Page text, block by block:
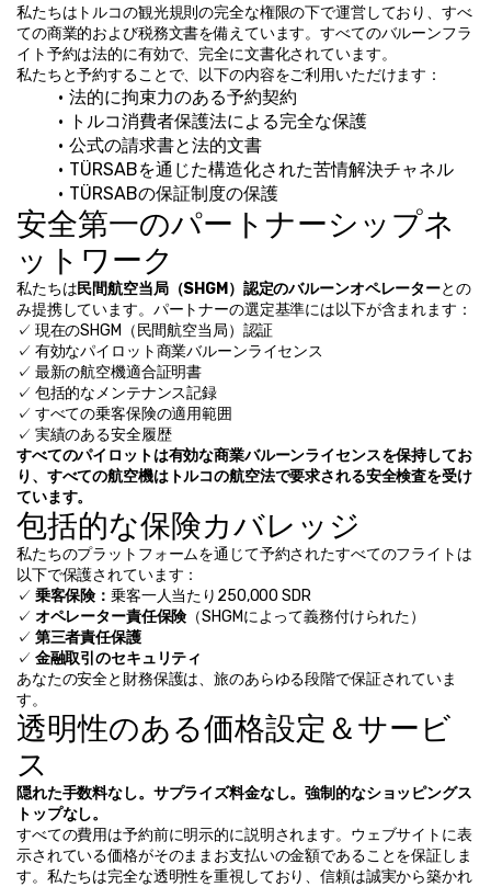
私たちはトルコの観光規則の完全な権限の下で運営しており、すべ
ての商業的および税務文書を備えています。すべてのバルーンフラ
イト予約は法的に有効で、完全に文書化されています。
私たちと予約することで、以下の内容をご利用いただけます：
法的に拘束力のある予約契約
トルコ消費者保護法による完全な保護
公式の請求書と法的文書
TÜRSABを通じた構造化された苦情解決チャネル
TÜRSABの保証制度の保護
安全第一のパートナーシップネ
ットワーク
私たちは民間航空当局（SHGM）認定のバルーンオペレーターとの
み提携しています。パートナーの選定基準には以下が含まれます：
✓ 現在のSHGM（民間航空当局）認証
✓ 有効なパイロット商業バルーンライセンス
✓ 最新の航空機適合証明書
✓ 包括的なメンテナンス記録
✓ すべての乗客保険の適用範囲
✓ 実績のある安全履歴
すべてのパイロットは有効な商業バルーンライセンスを保持してお
り、すべての航空機はトルコの航空法で要求される安全検査を受け
ています。
包括的な保険カバレッジ
私たちのプラットフォームを通じて予約されたすべてのフライトは
以下で保護されています：
✓ 乗客保険：乗客一人当たり250,000 SDR
✓ オペレーター責任保険（SHGMによって義務付けられた）
✓ 第三者責任保護
✓ 金融取引のセキュリティ
あなたの安全と財務保護は、旅のあらゆる段階で保証されていま
す。
透明性のある価格設定＆サービ
ス
隠れた手数料なし。サプライズ料金なし。強制的なショッピングス
トップなし。
すべての費用は予約前に明示的に説明されます。ウェブサイトに表
示されている価格がそのままお支払いの金額であることを保証しま
す。私たちは完全な透明性を重視しており、信頼は誠実から築かれ